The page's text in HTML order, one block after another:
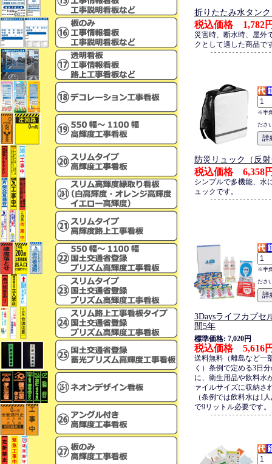
折りたたみ水タン
税込価格 1,782
災害時、断水時、屋外
クとして適した商品で
※半
ださ
防災リュック（反
税込価格 6,358
シンプルで多機能、水
ュックです。
※半
ださ
3Daysライフカプセ
間5年
標準価格: 7,020円
税込価格 5,616
送料無料（離島など一
く）条例で定める3日
に、衛生用品や飲料水
ァイルサイズに収納さ
（条例では飲料水は1
で9リットル必要です